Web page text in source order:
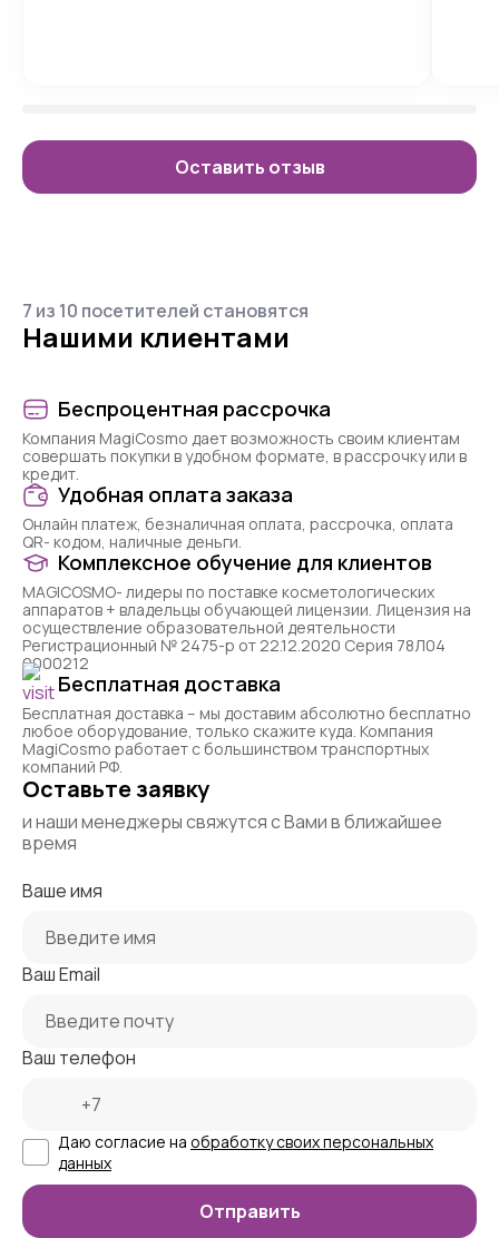
Оставить отзыв
7 из 10 посетителей становятся
Нашими клиентами
Беспроцентная рассрочка
Компания MagiCosmo дает возможность своим клиентам
совершать покупки в удобном формате, в рассрочку или в
кредит.
Удобная оплата заказа
Онлайн платеж, безналичная оплата, рассрочка, оплата
QR- кодом, наличные деньги.
Комплексное обучение для клиентов
MAGICOSMO- лидеры по поставке косметологических
аппаратов + владельцы обучающей лицензии. Лицензия на
осуществление образовательной деятельности
Регистрационный № 2475-р от 22.12.2020 Серия 78Л04
0000212
Бесплатная доставка
Бесплатная доставка – мы доставим абсолютно бесплатно
любое оборудование, только скажите куда. Компания
MagiCosmo работает с большинством транспортных
компаний РФ.
Оставьте заявку
и наши менеджеры свяжутся с Вами в ближайшее
время
Ваше имя
Ваш Email
Ваш телефон
Даю согласие на обработку своих персональных
данных